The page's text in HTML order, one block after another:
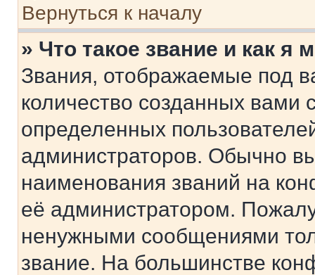
Вернуться к началу
» Что такое звание и как я
Звания, отображаемые под
количество созданных
определенных
администраторов. Обычно
наименования званий на
её администратором.
ненужными сообщениями
звание. На большинстве